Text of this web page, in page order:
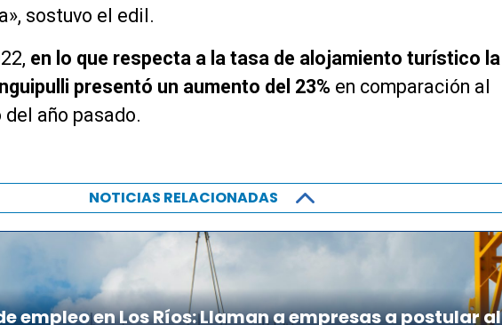
sostuvo el edil.
en lo que respecta a la tasa de alojamiento turístico la
presentó un aumento del 23% en comparación al
año pasado.
NOTICIAS RELACIONADAS
empleo en Los Ríos: Llaman a empresas a postular al